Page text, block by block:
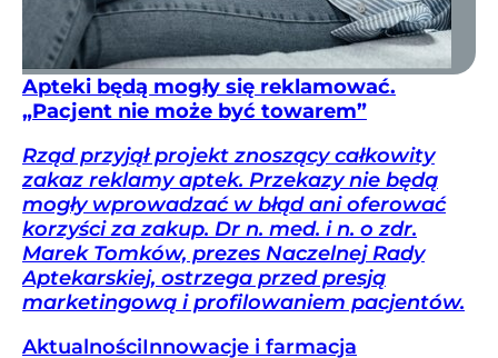
Apteki będą mogły się reklamować.
„Pacjent nie może być towarem”
Rząd przyjął projekt znoszący całkowity
zakaz reklamy aptek. Przekazy nie będą
mogły wprowadzać w błąd ani oferować
korzyści za zakup. Dr n. med. i n. o zdr.
Marek Tomków, prezes Naczelnej Rady
Aptekarskiej, ostrzega przed presją
marketingową i profilowaniem pacjentów.
AktualnościInnowacje i farmacja